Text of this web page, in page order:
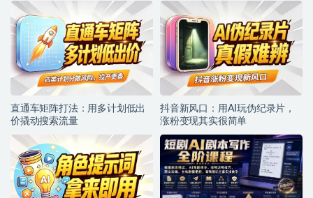
直通车矩阵打法：用多计划低出
价撬动搜索流量
抖音新风口：用AI玩伪纪录片，
涨粉变现其实很简单